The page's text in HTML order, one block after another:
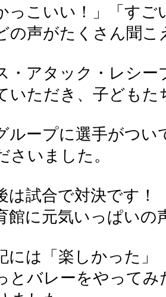
こいい！」「すご
声がたくさん聞こ
アタック・レシー
いただき、子ども
ープに選手がつい
さいました。
試合で対決です！
に元気いっぱいの
は「楽しかった」
とバレーをやって